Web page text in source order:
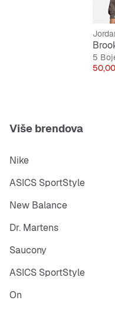
5
Cijena
Više brendova
Nike
ASICS SportStyle
New Balance
Dr. Martens
Saucony
ASICS SportStyle
On